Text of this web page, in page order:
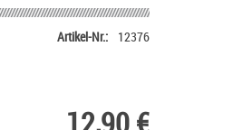
Artikel-Nr.: 12376